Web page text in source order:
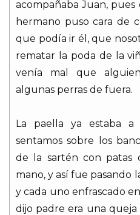
acompañaba Juan, pues
hermano puso cara de
que podía ir él, que
rematar la poda de la
venía mal que
algunas perras de fuera.
La paella ya estaba
sentamos sobre los
de la sartén con patas
mano, y así fue pasando
y cada uno enfrascado
dijo padre era una